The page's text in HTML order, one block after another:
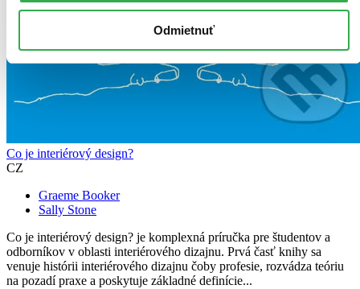
Odmietnuť
Co je interiérový design?
CZ
Graeme Booker
Sally Stone
Co je interiérový design? je komplexná príručka pre študentov a
odborníkov v oblasti interiérového dizajnu. Prvá časť knihy sa
venuje histórii interiérového dizajnu čoby profesie, rozvádza teóriu
na pozadí praxe a poskytuje základné definície...